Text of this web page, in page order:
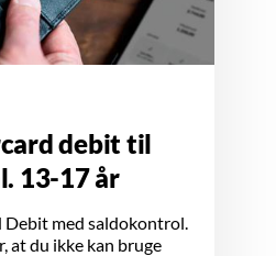
debit til
13-17 år
Debit med saldokontrol.
at du ikke kan bruge